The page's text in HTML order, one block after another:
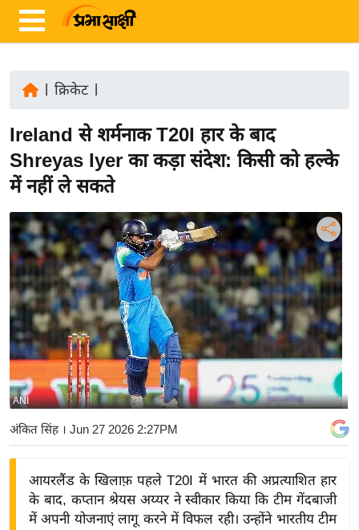
ज़ा
ख
ब
र
रा
ष्ट्री
य
अं
त
र्रा
ष्ट्री
य
बि
ज़
ने
द्यो
क्रिकेट|
Ireland से शर्मनाक T20I हार के बाद
Shreyas Iyer का कड़ा संदेश: किसी को हल्के
में नहीं ले सकते
ANI
अंकित सिंह। Jun 27 2026 2:27PM
आयरलैंड के खिलाफ़ पहले T20I में भारत की अप्रत्याशित हार
के बाद, कप्तान श्रेयस अय्यर ने स्वीकार किया कि टीम गेंदबाजी
में अपनी योजनाएं लागू करने में विफल रही। उन्होंने भारतीय टीम